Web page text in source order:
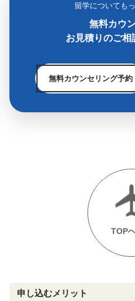
留学についても
無料カウ
お見積りのご相
無料カウンセリング予約
TOP
申し込むメリット